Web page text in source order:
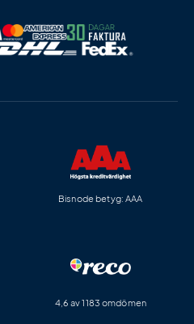
Bisnode betyg: AAA
4,6 av 1183 omdömen